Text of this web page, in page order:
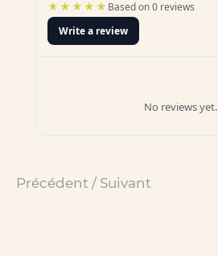
★★★★★ Based on 0 reviews
Write a review
No reviews yet.
Précédent / Suivant